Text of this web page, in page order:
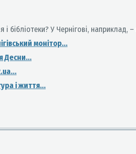
і бібліотеки? У Чернігові, наприклад,
монітор...
Десни...
і життя...